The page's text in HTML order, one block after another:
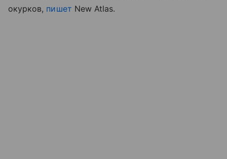
окурков, пишет New Atlas.